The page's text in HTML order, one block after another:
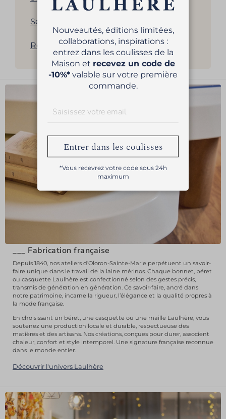
Sélection de bérets pour homme
Revenir à la liste des produits
___ Fabrication française
Depuis 1840, nos ateliers d’Oloron-Sainte-Marie perpétuent un savoir-
faire unique dans le travail de la laine mérinos. Chaque bonnet, béret
ou casquette Laulhère est confectionné selon des gestes précis,
transmis de génération en génération. Ce savoir-faire, ancré dans
notre patrimoine, incarne la rigueur, l’élégance et la qualité propres à
la mode française.
En choisissant un béret, une casquette ou une maille Laulhère, vous
soutenez une production locale et durable, respectueuse des
matières et des artisans. Nos créations, conçues pour durer, associent
chaleur, confort et style intemporel. Une signature française reconnue
dans le monde entier.
Découvrir l'univers Laulhère
Nouveautés, éditions limitées,
collaborations, inspirations :
entrez dans les coulisses de la
Maison et recevez un code de
-10%* valable sur votre première
commande.
Entrer dans les coulisses
*Vous recevrez votre code sous 24h
maximum